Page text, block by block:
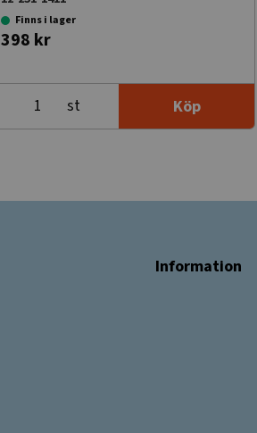
Finns i lager
398 kr
st Köp
Information